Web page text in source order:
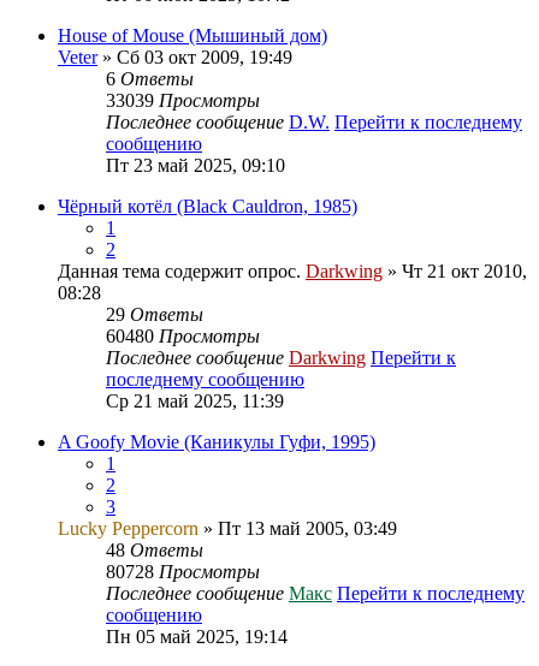
House of Mouse (Мышиный дом)
Veter» Сб 03 окт 2009, 19:49
6 Ответы
33039 Просмотры
Последнее сообщение D.W. Перейти к последнему
сообщению
Пт 23 май 2025, 09:10
Чёрный котёл (Black Cauldron, 1985)
1
2
Данная тема содержит опрос. Darkwing » Чт 21 окт 2010,
08:28
29 Ответы
60480 Просмотры
Последнее сообщение Darkwing Перейти к
последнему сообщению
Ср 21 май 2025, 11:39
A Goofy Movie (Каникулы Гуфи, 1995)
1
2
3
Lucky Peppercorn » Пт 13 май 2005, 03:49
48 Ответы
80728 Просмотры
Последнее сообщение Макс Перейти к последнему
сообщению
Пн 05 май 2025, 19:14